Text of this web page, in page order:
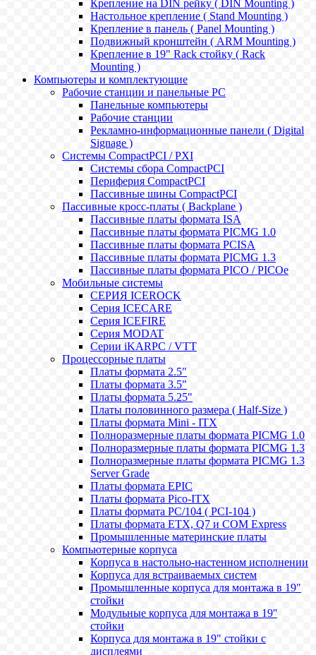
Крепление на DIN рейку ( DIN Mounting )
Настольное крепление ( Stand Mounting )
Крепление в панель ( Panel Mounting )
Подвижный кронштейн ( ARM Mounting )
Крепление в 19" Rack стойку ( Rack
Mounting )
Компьютеры и комплектующие
Рабочие станции и панельные РС
Панельные компьютеры
Рабочие станции
Рекламно-информационные панели ( Digital
Signage )
Системы CompactPCI / PXI
Системы сбора CompactPCI
Периферия CompactPCI
Пассивные шины CompactPCI
Пассивные кросс-платы ( Backplane )
Пассивные платы формата ISA
Пассивные платы формата PICMG 1.0
Пассивные платы формата PCISA
Пассивные платы формата PICMG 1.3
Пассивные платы формата PICO / PICOe
Мобильные системы
СЕРИЯ ICEROCK
Серия ICECARE
Серия ICEFIRE
Серия MODAT
Серии iKARPC / VTT
Процессорные платы
Платы формата 2.5"
Платы формата 3.5"
Платы формата 5.25"
Платы половинного размера ( Half-Size )
Платы формата Mini - ITX
Полноразмерные платы формата PICMG 1.0
Полноразмерные платы формата PICMG 1.3
Полноразмерные платы формата PICMG 1.3
Server Grade
Платы формата EPIC
Платы формата Pico-ITX
Платы формата PC/104 ( PCI-104 )
Платы формата ETX, Q7 и COM Express
Промышленные материнские платы
Компьютерные корпуса
Корпуса в настольно-настенном исполнении
Корпуса для встраиваемых систем
Промышленные корпуса для монтажа в 19"
стойки
Модульные корпуса для монтажа в 19''
стойки
Корпуса для монтажа в 19" стойки с
дисплеями